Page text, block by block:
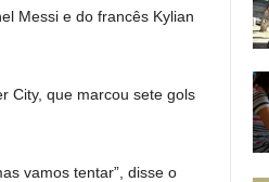
Messi e do francês Kylian
City, que marcou sete gols
vamos tentar”, disse o